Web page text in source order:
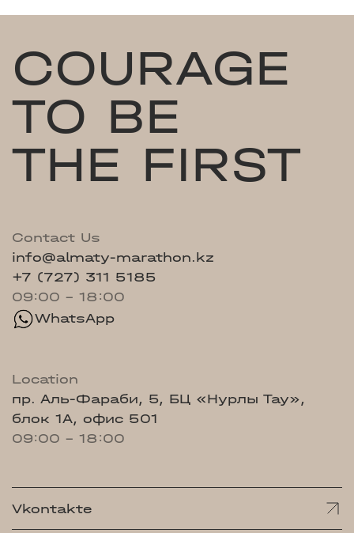
COURAGE
TO BE
THE FIRST
Contact Us
info@almaty-marathon.kz
+7 (727) 311 5185
09:00 - 18:00
WhatsApp
Location
пр. Аль-Фараби, 5, БЦ «Нурлы Тау»,
блок 1А, офис 501
09:00 - 18:00
Vkontakte